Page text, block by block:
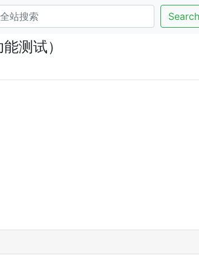
Search
测试）